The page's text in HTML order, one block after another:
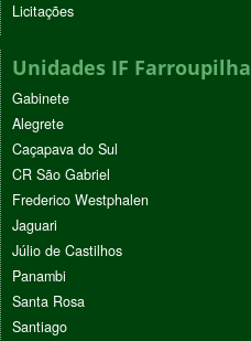
Licitações
Unidades IF Farroupilha
Gabinete
Alegrete
Caçapava do Sul
CR São Gabriel
Frederico Westphalen
Jaguari
Júlio de Castilhos
Panambi
Santa Rosa
Santiago